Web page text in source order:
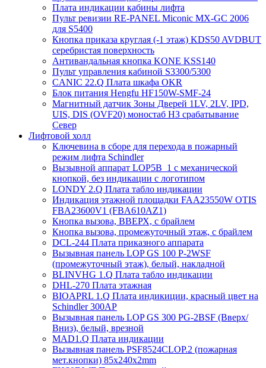
Плата индикации кабины лифта
Пульт ревизии RE-PANEL Miconic MX-GC 2006
для S5400
Кнопка приказа круглая (-1 этаж) KDS50 AVDBUT
серебристая поверхность
Антивандальная кнопка KONE KSS140
Пульт управления кабиной S3300/5300
CANIC 22.Q Плата шкафа OKR
Блок питания Hengfu HF150W-SMF-24
Магнитный датчик Зоны Дверей 1LV, 2LV, IPD,
UIS, DIS (OVF20) моностаб НЗ срабатывание
Cевер
Лифтовой холл
Ключевина в сборе для перехода в пожарный
режим лифта Schindler
Вызывной аппарат LOP5B_1 с механической
кнопкой, без индикации с логотипом
LONDY 2.Q Плата табло индикации
Индикация этажной площадки FAA23550W OTIS
FBA23600V1 (FBA610AZ1)
Кнопка вызова, ВВЕРХ, с брайлем
Кнопка вызова, промежуточный этаж, с брайлем
DCL-244 Плата приказного аппарата
Вызывная панель LOP GS 100 P-2WSF
(промежуточный этаж), белый, накладной
BLINVHG 1.Q Плата табло индикации
DHL-270 Плата этажная
BIOAPRL 1.Q Плата индикиции, красный цвет на
Schindler 300AP
Вызывная панель LOP GS 300 PG-2BSF (Вверх/
Вниз), белый, врезной
MAD1.Q Плата индикации
Вызывная панель PSF8524CLOP.2 (пожарная
мет.кнопки) 85х240х2mm